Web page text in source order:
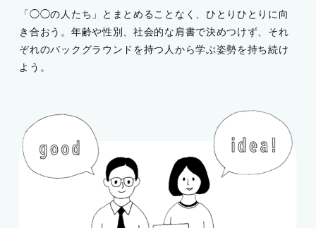
「◯◯の人たち」とまとめることなく、ひとりひとりに向
き合おう。年齢や性別、社会的な肩書で決めつけず、それ
ぞれのバックグラウンドを持つ人から学ぶ姿勢を持ち続け
よう。